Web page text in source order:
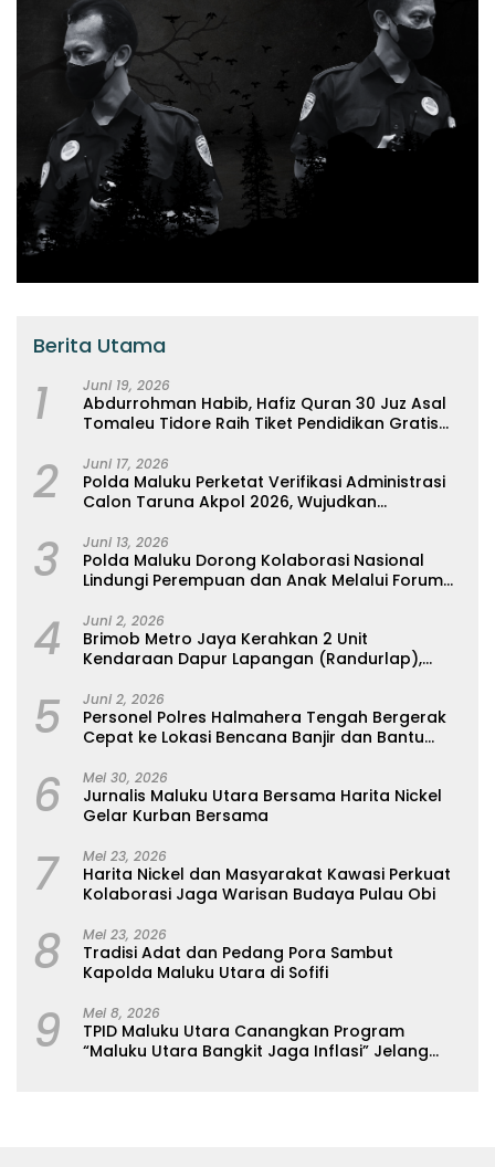
Berita Utama
1 Juni 19, 2026
Abdurrohman Habib, Hafiz Quran 30 Juz Asal
Tomaleu Tidore Raih Tiket Pendidikan Gratis
2 Juni 17, 2026
Polda Maluku Perketat Verifikasi Administrasi
Calon Taruna Akpol 2026, Wujudkan
3 Juni 13, 2026
Polda Maluku Dorong Kolaborasi Nasional
Lindungi Perempuan dan Anak Melalui Forum
4 Juni 2, 2026
Brimob Metro Jaya Kerahkan 2 Unit
Kendaraan Dapur Lapangan (Randurlap),
Kebakaran Pasar Jiung
5 Juni 2, 2026
Personel Polres Halmahera Tengah Bergerak
Cepat ke Lokasi Bencana Banjir dan Bantu
6 Mei 30, 2026
Jurnalis Maluku Utara Bersama Harita Nickel
Gelar Kurban Bersama
7 Mei 23, 2026
Harita Nickel dan Masyarakat Kawasi Perkuat
Kolaborasi Jaga Warisan Budaya Pulau Obi
8 Mei 23, 2026
Tradisi Adat dan Pedang Pora Sambut
Kapolda Maluku Utara di Sofifi
9 Mei 8, 2026
TPID Maluku Utara Canangkan Program
“Maluku Utara Bangkit Jaga Inflasi” Jelang